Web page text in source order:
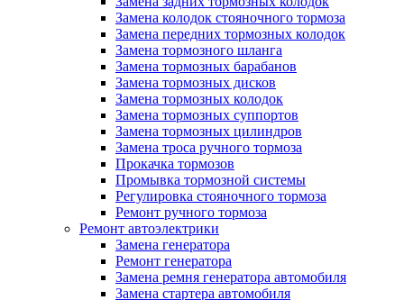
Замена колодок стояночного тормоза
Замена передних тормозных колодок
Замена тормозного шланга
Замена тормозных барабанов
Замена тормозных дисков
Замена тормозных колодок
Замена тормозных суппортов
Замена тормозных цилиндров
Замена троса ручного тормоза
Прокачка тормозов
Промывка тормозной системы
Регулировка стояночного тормоза
Ремонт ручного тормоза
Ремонт автоэлектрики
Замена генератора
Ремонт генератора
Замена ремня генератора автомобиля
Замена стартера автомобиля